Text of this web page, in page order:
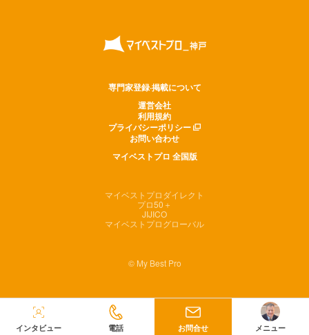
専門家登録·掲載について
運営会社
利用規約
プライバシーポリシー
お問い合わせ
マイベストプロ 全国版
マイベストプロダイレクト
プロ50＋
JIJICO
マイベストプログローバル
© My Best Pro
インタビュー 電話 お問合せ メニュー